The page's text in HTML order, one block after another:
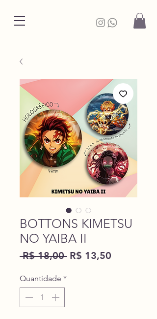
BOTTONS KIMETSU
NO YAIBA II
R$ 18,00 Preço
R$ 13,50
Quantidade *